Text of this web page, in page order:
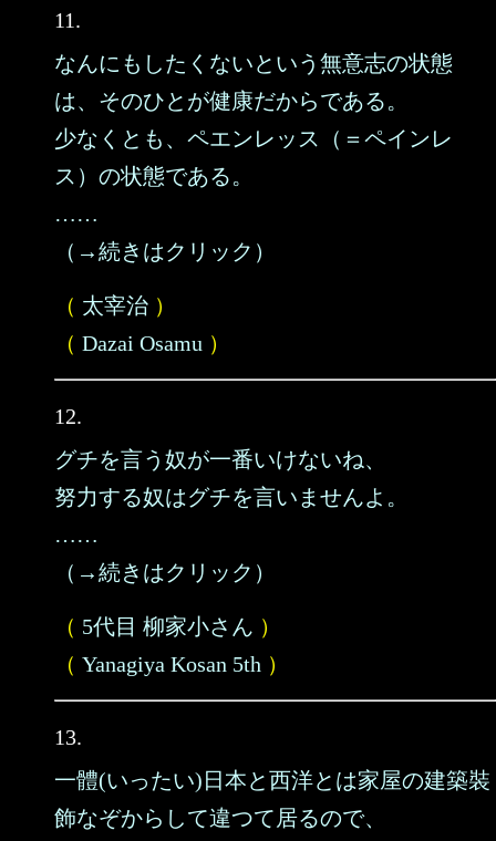
11.
なんにもしたくないという無意志の状態
は、そのひとが健康だからである。
少なくとも、ペエンレッス（＝ペインレ
ス）の状態である。
……
（→続きはクリック）
（ 太宰治 ）
（ Dazai Osamu ）
12.
グチを言う奴が一番いけないね、
努力する奴はグチを言いませんよ。
……
（→続きはクリック）
（ 5代目 柳家小さん ）
（ Yanagiya Kosan 5th ）
13.
一體(いったい)日本と西洋とは家屋の建築裝
飾なぞからして違つて居るので、